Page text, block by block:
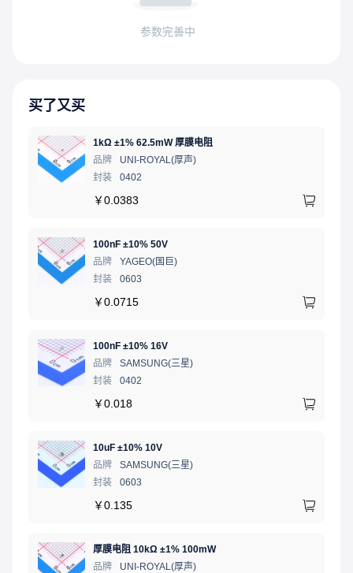
参数完善中
买了又买
1kΩ ±1% 62.5mW 厚膜电阻
品牌
UNI-ROYAL(厚声)
封装
0402
￥0.0383
100nF ±10% 50V
品牌
YAGEO(国巨)
封装
0603
￥0.0715
100nF ±10% 16V
品牌
SAMSUNG(三星)
封装
0402
￥0.018
10uF ±10% 10V
品牌
SAMSUNG(三星)
封装
0603
￥0.135
厚膜电阻 10kΩ ±1% 100mW
品牌
UNI-ROYAL(厚声)